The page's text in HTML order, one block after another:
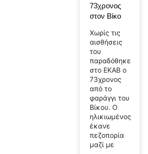
73χρονος
στον Βίκο
Χωρίς τις
αισθήσεις
του
παραδόθηκε
στο ΕΚΑΒ ο
73χρονος
από το
φαράγγι του
Βίκου. Ο
ηλικιωμένος
έκανε
πεζοπορία
μαζί με